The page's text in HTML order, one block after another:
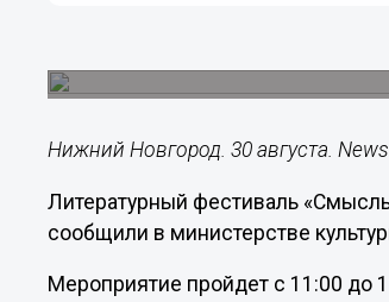
Нижний Новгород. 30 августа.
Литературный фестиваль
сообщили в министерстве
Мероприятие пройдет с 11:00 до